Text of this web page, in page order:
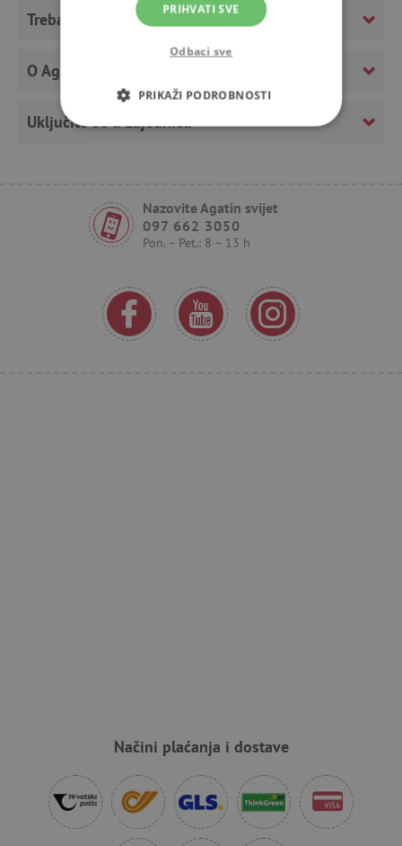
Trebate li savjet?
O Agatinom svijetu
Uključite se u zajednicu
Nazovite Agatin svijet
097 662 3050
Pon. – Pet.: 8 – 13 h
Načini plaćanja i dostave
PRIHVATI SVE
Odbaci sve
PRIKAŽI PODROBNOSTI
NUŽNO POTREBNI KOLAČIĆI
FUNKCIONALNOST
Nužno potrebni kolačići
Izvedba
Ciljanost
Funkcionalnost
lastVisitedProduct
_lb_ccc .agatinsvijet.hr